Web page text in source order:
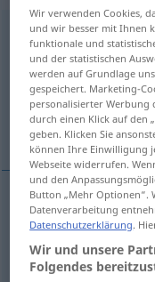
schleimigadj
Übersicht aller
(Für mehr Details die
glaireux,
glaireux schleimig
muqueux schleimig
Wir verwenden Cookies,
und wir besser mit Ihnen
funktionale und
und der statistischen
werden auf Grundlage
gespeichert. Marketing-
personalisierter Werbung
durch einen Klick auf den
geben. Klicken Sie
können Ihre Einwilligung
Webseite widerrufen.
und den
Button „Mehr Optionen“.
Datenverarbeitung
Datenschutzerklärung.
Wir und unsere
Folgendes